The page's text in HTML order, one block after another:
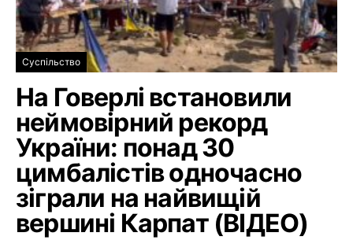
Суспільство
На Говерлі встановили
неймовірний рекорд
України: понад 30
цимбалістів одночасно
зіграли на найвищій
вершині Карпат (ВІДЕО)